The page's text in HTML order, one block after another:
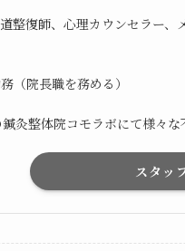
整復師、心理カウンセラー
（院長職を務める）
灸整体院コモラボにて様々
スタッ